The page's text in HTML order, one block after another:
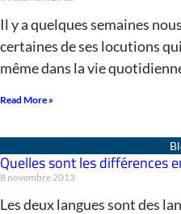
Il y a quelques semaines
certaines de ses locutions
même dans la vie
Read More »
Quelles sont les différences
8 novembre 2013
Les deux langues sont des